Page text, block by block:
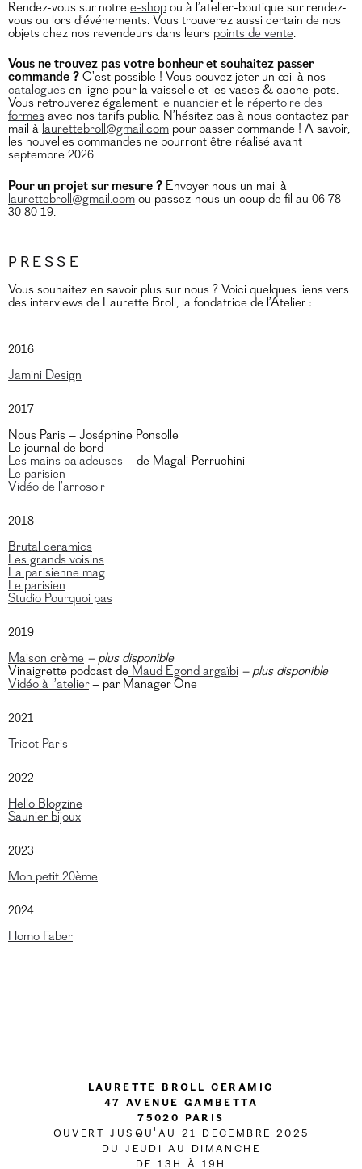
Rendez-vous sur notre e-shop ou à l’atelier-boutique sur rendez-
vous ou lors d’événements. Vous trouverez aussi certain de nos
objets chez nos revendeurs dans leurs points de vente.
Vous ne trouvez pas votre bonheur et souhaitez passer
commande ? C’est possible ! Vous pouvez jeter un œil à nos
catalogues en ligne pour la vaisselle et les vases & cache-pots.
Vous retrouverez également le nuancieret le répertoire des
formes avec nos tarifs public. N’hésitez pas à nous contactez par
mail à laurettebroll@gmail.com pour passer commande ! A savoir,
les nouvelles commandes ne pourront être réalisé avant
septembre 2026.
Pour un projet sur mesure ? Envoyer nous un mail à
laurettebroll@gmail.com ou passez-nous un coup de fil au 06 78
30 80 19.
Presse
Vous souhaitez en savoir plus sur nous ? Voici quelques liens vers
des interviews de Laurette Broll, la fondatrice de l’Atelier :
2016
Jamini Design
2017
Nous Paris – Joséphine Ponsolle
Le journal de bord
Les mains baladeuses – de Magali Perruchini
Le parisien
Vidéo de l’arrosoir
2018
Brutal ceramics
Les grands voisins
La parisienne mag
Le parisien
Studio Pourquoi pas
2019
Maison crème – plus disponible
Vinaigrette podcast de Maud Egond argaïbi – plus disponible
Vidéo à l’atelier– par Manager One
2021
Tricot Paris
2022
Hello Blogzine
Saunier bijoux
2023
Mon petit 20ème
2024
Homo Faber
Laurette Broll Ceramic
47 Avenue Gambetta
75020 Paris
OUVERT JUSQU'AU 21 DECEMBRE 2025
DU JEUDI AU DIMANCHE
DE 13H À 19H